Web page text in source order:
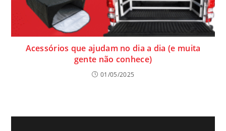
Acessórios que ajudam no dia a dia (e muita
gente não conhece)
01/05/2025